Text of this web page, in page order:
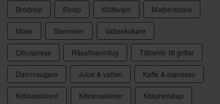
Brödrost Elvisp Köttkvarn Matberedare
Mixer Stavmixer Vattenkokare
Citruspress Råsaftcentrifug Tillbehör till grillar
Dammsugare Juice & vatten Kaffe & espresso
Köksassistent Köksmaskiner Köksredskap